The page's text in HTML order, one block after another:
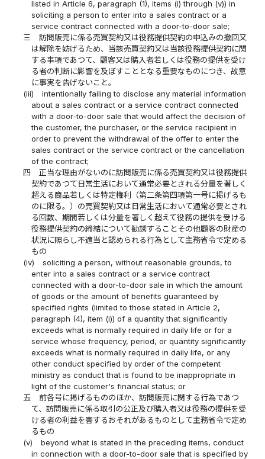
listed in Article 6, paragraph (1), items (i) through (v)) in
soliciting a person to enter into a sales contract or a
service contract connected with a door-to-door sale;
三
訪問販売に係る売買契約又は役務提供契約の申込みの撤回又
は解除を妨げるため、当該売買契約又は当該役務提供契約に関
する事項であつて、顧客又は購入者若しくは役務の提供を受け
る者の判断に影響を及ぼすこととなる重要なものにつき、故意
に事実を告げないこと。
(iii)
intentionally failing to disclose any material information
about a sales contract or a service contract connected
with a door-to-door sale that would affect the decision of
the customer, the purchaser, or the service recipient in
order to prevent the withdrawal of the offer to enter the
sales contract or the service contract or the cancellation
of the contract;
四
正当な理由がないのに訪問販売に係る売買契約又は役務提供
契約であつて日常生活において通常必要とされる分量を著しく
超える商品若しくは特定権利（第二条第四項第一号に掲げるも
のに限る。）の売買契約又は日常生活において通常必要とされ
る回数、期間若しくは分量を著しく超えて役務の提供を受ける
役務提供契約の締結について勧誘することその他顧客の財産の
状況に照らし不適当と認められる行為として主務省令で定める
もの
(iv)
soliciting a person, without reasonable grounds, to
enter into a sales contract or a service contract
connected with a door-to-door sale in which the amount
of goods or the amount of benefits guaranteed by
specified rights (limited to those stated in Article 2,
paragraph (4), item (i)) of a quantity that significantly
exceeds what is normally required in daily life or for a
service whose frequency, period, or quantity significantly
exceeds what is normally required in daily life, or any
other conduct specified by order of the competent
ministry as conduct that is found to be inappropriate in
light of the customer's financial status; or
五
前各号に掲げるもののほか、訪問販売に関する行為であつ
て、訪問販売に係る取引の公正及び購入者又は役務の提供を受
ける者の利益を害するおそれがあるものとして主務省令で定め
るもの
(v)
beyond what is stated in the preceding items, conduct
in connection with a door-to-door sale that is specified by